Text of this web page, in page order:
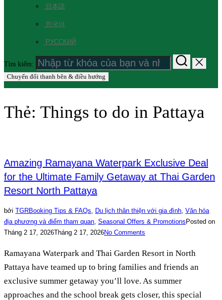
日本語
한국어
РУССКИЙ
Tìm kiếm:
Chuyển đổi thanh bên & điều hướng
Thẻ: Things to do in Pattaya
Amazing Ramayana Waterpark Exclusive Deal
for the Ultimate Family Getaway at Thai Garden
Resort North Pattaya
bởi TGRBooking Tips & FAQs, Du lịch thân thiện với gia đình, Văn hóa
địa phương và điểm tham quan, Seasonal Offers & Promotions Posted on
Tháng 2 17, 2026Tháng 2 17, 2026No Comments
Ramayana Waterpark and Thai Garden Resort in North
Pattaya have teamed up to bring families and friends an
exclusive summer getaway you’ll love. As summer
approaches and the school break gets closer, this special